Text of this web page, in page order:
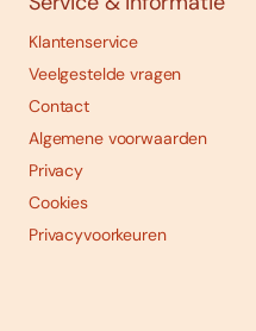
Klantenservice
Veelgestelde vragen
Contact
Algemene voorwaarden
Privacy
Cookies
Privacyvoorkeuren